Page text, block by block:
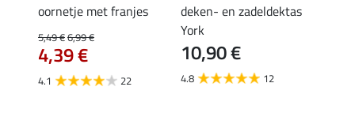
oornetje met franjes
5,49 €6,99 €
4,39 €
4.1 22
deken- en zadeldektas
York
10,90 €
4.8 12